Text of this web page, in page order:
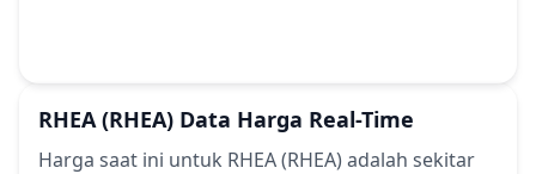
RHEA (RHEA) Data Harga Real-Time
Harga saat ini untuk RHEA (RHEA) adalah sekitar